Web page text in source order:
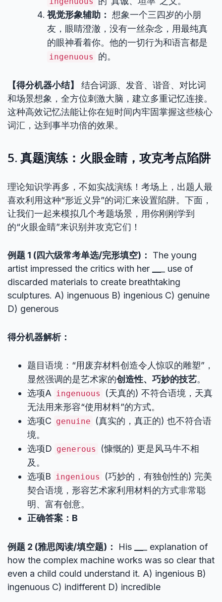
视觉形象辅助： 想象一个三四岁的小朋
友，眼睛澄澈，没有一丝杂念，用最纯真
的眼神看着你。他的一切行为和语言都是
ingenuous 的。
【得分机器小结】
结合词源、发音、谐音、对比词
和场景想象，全方位刺激大脑，建立多重记忆连接。
这种高效记忆法能让你在短时间内牢固掌握这些核心
词汇，达到事半功倍的效果。
5. 真题演练：火眼金睛，攻克考点陷阱
理论知识学再多，不如实战演练！考场上，出题人最
喜欢利用这种“形近义异”的词汇来设置陷阱。下面，
让我们一起来模拟几个考题场景，用你刚刚学到
的“火眼金睛”来识别并攻克它们！
例题 1 (四六级常考单选/完形填空)：
The young
artist impressed the critics with her
_ use of
discarded materials to create breathtaking
sculptures. A) ingenuous B) ingenious C) genuine
D) generous
得分机器解析：
题目语境：“用废弃材料创造令人惊叹的雕塑”，
显然强调的是艺术家的创造性、巧妙的技艺。
选项A ingenuous
(天真的) 不符合语境，天真
无法用来形容“使用材料”的方式。
选项C genuine
(真实的，真正的) 也不符合语
境。
选项D generous
(慷慨的) 更是风马牛不相
及。
选项B ingenious
(巧妙的，有独创性的) 完美
契合语境，形容艺术家利用材料的方式非常聪
明、富有创意。
正确答案：B
例题 2 (雅思阅读/填空题)： His
_ explanation of
how the complex machine works was so clear that
even a child could understand it. A) ingenious B)
ingenuous C) indifferent D) incredible